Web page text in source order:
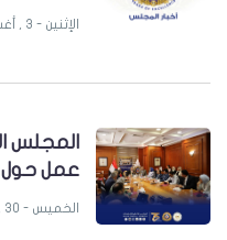
الإثنين - 3 , أغسطس , 2026
المجلس
عمل
الخميس - 30 , يوليو , 2026